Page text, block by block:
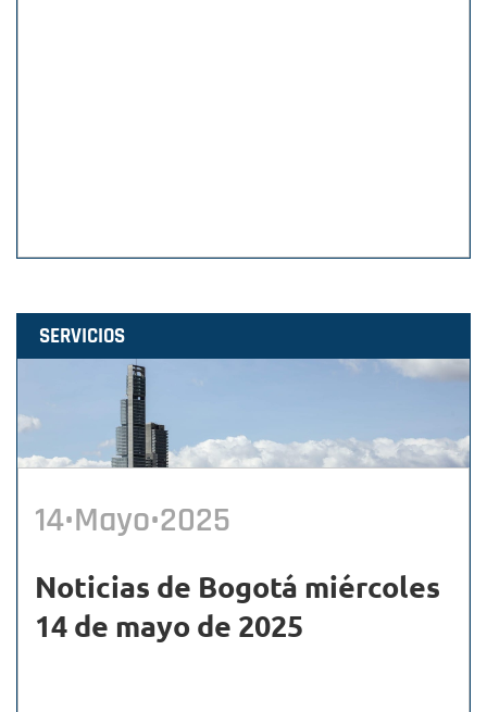
SERVICIOS
14•Mayo•2025
Noticias de Bogotá miércoles
14 de mayo de 2025